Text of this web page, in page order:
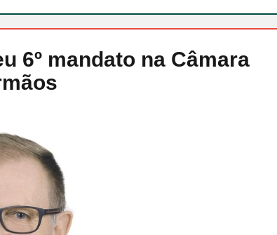
6º mandato na Câmara